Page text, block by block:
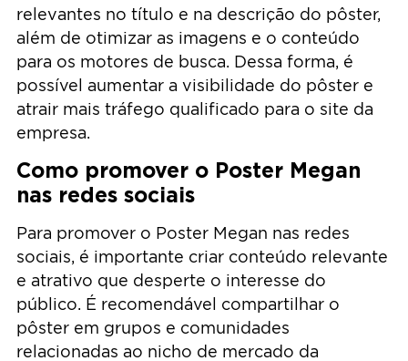
relevantes no título e na descrição do pôster,
além de otimizar as imagens e o conteúdo
para os motores de busca. Dessa forma, é
possível aumentar a visibilidade do pôster e
atrair mais tráfego qualificado para o site da
empresa.
Como promover o Poster Megan
nas redes sociais
Para promover o Poster Megan nas redes
sociais, é importante criar conteúdo relevante
e atrativo que desperte o interesse do
público. É recomendável compartilhar o
pôster em grupos e comunidades
relacionadas ao nicho de mercado da